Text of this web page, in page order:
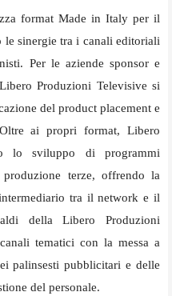
format Made in Italy per il
le sinergie tra i canali editoriali
Per le aziende sponsor e
Produzioni Televisive si
del product placement e
ai propri format, Libero
lo sviluppo di programmi
terze, offrendo la
tra il network e il
della Libero Produzioni
tematici con la messa a
palinsesti pubblicitari e delle
del personale.